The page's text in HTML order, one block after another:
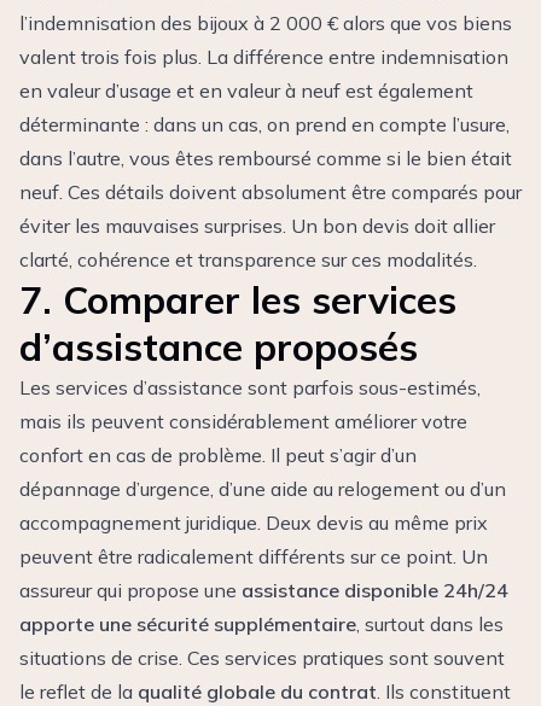
l’indemnisation des bijoux à 2 000 € alors que vos biens
valent trois fois plus. La différence entre indemnisation
en valeur d’usage et en valeur à neuf est également
déterminante : dans un cas, on prend en compte l’usure,
dans l’autre, vous êtes remboursé comme si le bien était
neuf. Ces détails doivent absolument être comparés pour
éviter les mauvaises surprises. Un bon devis doit allier
clarté, cohérence et transparence sur ces modalités.
7. Comparer les services
d’assistance proposés
Les services d’assistance sont parfois sous-estimés,
mais ils peuvent considérablement améliorer votre
confort en cas de problème. Il peut s’agir d’un
dépannage d’urgence, d’une aide au relogement ou d’un
accompagnement juridique. Deux devis au même prix
peuvent être radicalement différents sur ce point. Un
assureur qui propose une assistance disponible 24h/24
apporte une sécurité supplémentaire, surtout dans les
situations de crise. Ces services pratiques sont souvent
le reflet de la qualité globale du contrat. Ils constituent